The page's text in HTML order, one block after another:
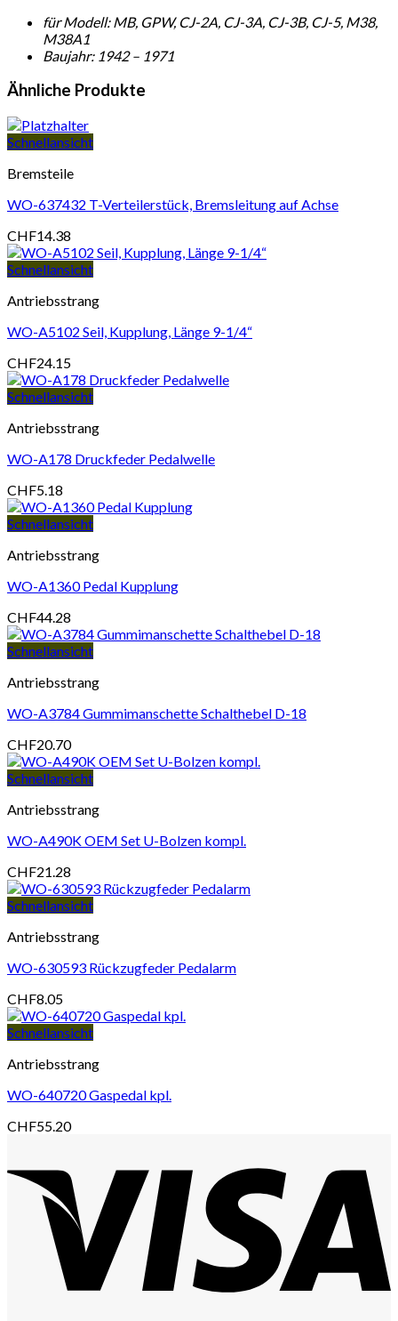
für Modell: MB, GPW, CJ-2A, CJ-3A, CJ-3B, CJ-5, M38,
M38A1
Baujahr: 1942 – 1971
Ähnliche Produkte
Schnellansicht
Bremsteile
WO-637432 T-Verteilerstück, Bremsleitung auf Achse
CHF14.38
Schnellansicht
Antriebsstrang
WO-A5102 Seil, Kupplung, Länge 9-1/4“
CHF24.15
Schnellansicht
Antriebsstrang
WO-A178 Druckfeder Pedalwelle
CHF5.18
Schnellansicht
Antriebsstrang
WO-A1360 Pedal Kupplung
CHF44.28
Schnellansicht
Antriebsstrang
WO-A3784 Gummimanschette Schalthebel D-18
CHF20.70
Schnellansicht
Antriebsstrang
WO-A490K OEM Set U-Bolzen kompl.
CHF21.28
Schnellansicht
Antriebsstrang
WO-630593 Rückzugfeder Pedalarm
CHF8.05
Schnellansicht
Antriebsstrang
WO-640720 Gaspedal kpl.
CHF55.20